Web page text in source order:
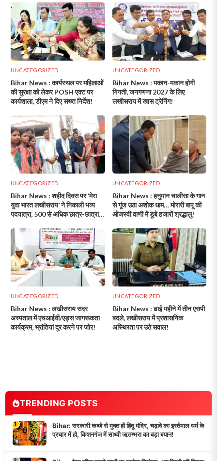
UNCATEGORIZED
Bihar News : कार्यस्थल पर महिलाओं
की सुरक्षा को लेकर POSH एक्ट पर
कार्यशाला, डीएम ने दिए सख्त निर्देश!
UNCATEGORIZED
Bihar News : मकान-मकान होगी
गिनती, जनगणना 2027 के लिए
लखीसराय में खास ट्रेनिंग!
UNCATEGORIZED
Bihar News : शहीद दिवस पर ‘मेरा
युवा भारत लखीसराय’ ने निकाली भव्य
पदयात्रा, 500 से अधिक छात्र-छात्राओं
UNCATEGORIZED
Bihar News : हनुमान चालीसा के गान
से गूंज उठा अशोक धाम… मोरारी बापू की
ओजस्वी वाणी में डूबे हजारों श्रद्धालु!
UNCATEGORIZED
Bihar News : लखीसराय सदर
अस्पताल में एचआईवी/एड्स जागरूकता
कार्यक्रम, भ्रांतियां दूर करने पर जोर!
UNCATEGORIZED
Bihar News : ढाई महीने में तीन एसपी
बदले, लखीसराय में प्रशासनिक
अस्थिरता पर उठे सवाल!
TRENDING POSTS
1
Bihar: सरकारी कब्जे से मुक्त हों हिंदू मंदिर, चढ़ावे का इस्तेमाल धर्म के
प्रचार में हो, किशनगंज में साध्वी ऋतम्भरा का बड़ा बयान!